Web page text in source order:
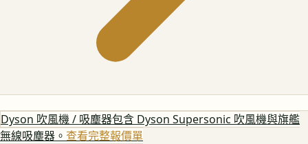
Dyson 吹風機 / 吸塵器包含 Dyson Supersonic 吹風機與旗艦
無線吸塵器。 查看完整報價單